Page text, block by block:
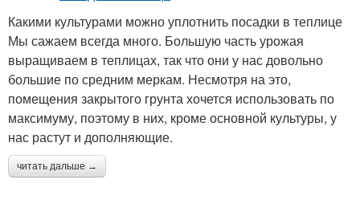
Какими культурами можно уплотнить посадки в теплице
Мы сажаем всегда много. Большую часть урожая
выращиваем в теплицах, так что они у нас довольно
большие по средним меркам. Несмотря на это,
помещения закрытого грунта хочется использовать по
максимуму, поэтому в них, кроме основной культуры, у
нас растут и дополняющие.
читать дальше →